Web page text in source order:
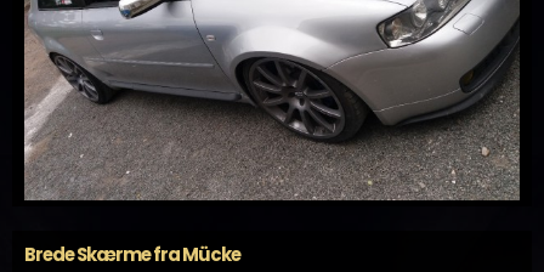
Tuning
Ventilrens
Værksted
Brede Skærme fra Mücke